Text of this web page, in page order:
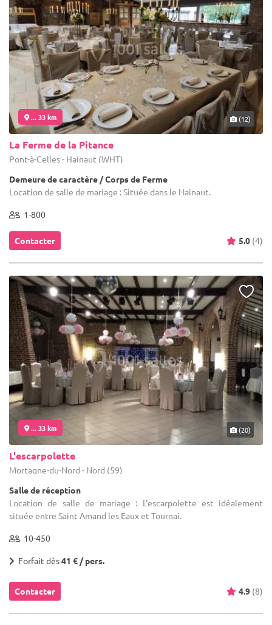
... 33 km (12)
La Ferme de la Pitance
Pont-à-Celles - Hainaut (WHT)
Demeure de caractère / Corps de Ferme
Location de salle de mariage : Située dans le Hainaut.
1-800
Contacter 5.0 (4)
... 33 km (20)
L'escarpolette
Mortagne-du-Nord - Nord (59)
Salle de réception
Location de salle de mariage : L'escarpolette est idéalement
située entre Saint Amand les Eaux et Tournai.
10-450
Forfait dès41 € / pers.
Contacter 4.9 (8)